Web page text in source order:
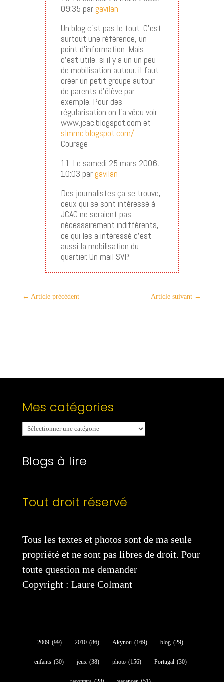
09:35 par gavilan
Un blog c’st pas le tout. C’est
surtout une référence, un
point d’information. Mais
c’est utile, si il y a un un peu
de mobilisation autour, il faut
créer un petit groupe autour
de parents d’élève par
exemple. Pour des
régularisation on l’a vécu voir
www.jcac.blogspot.com et
slmmc.blogspot.com/
Courage
11. Le samedi 25 mars 2006,
10:03 par gavilan
Des journalistes ça se trouve,
ceux qui se sont intéressé à
JCAC ne seraient pas
nécessairement indifférents,
ce qui les a intéressé c’est
aussi la mobilisation du
quartier. Un mail SVP.
← Article précédent Article suivant →
Mes catégories
Mes
catégories
Blogs à lire
Tout droit réservé
Tous les textes et photos sont de ma seule
propriété et ne sont pas libres de droit. Pour
toute question me demander
Copyright : Laure Colmant
2009 (99) 2010 (86) Akynou (169) blog (29)
enfants (30) jeux (38) photo (156) Portugal (30)